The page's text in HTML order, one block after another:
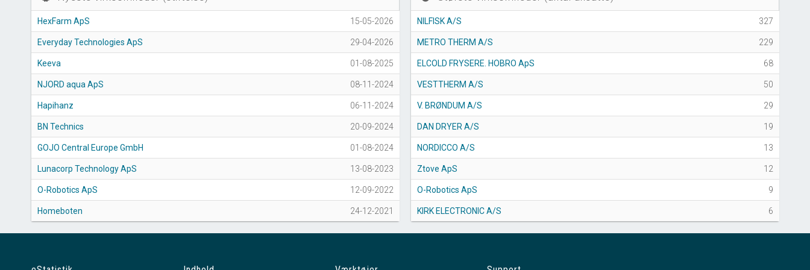
HexFarm ApS 15-05-2026
Everyday Technologies ApS 29-04-2026
Keeva 01-08-2025
NJORD aqua ApS 08-11-2024
Hapihanz 06-11-2024
BN Technics 20-09-2024
GOJO Central Europe GmbH 01-08-2024
Lunacorp Technology ApS 13-08-2023
O-Robotics ApS 12-09-2022
Homeboten 24-12-2021
NILFISK A/S 327
METRO THERM A/S 229
ELCOLD FRYSERE. HOBRO ApS 68
VESTTHERM A/S 50
V. BRØNDUM A/S 29
DAN DRYER A/S 19
NORDICCO A/S 13
Ztove ApS 12
O-Robotics ApS 9
KIRK ELECTRONIC A/S 6